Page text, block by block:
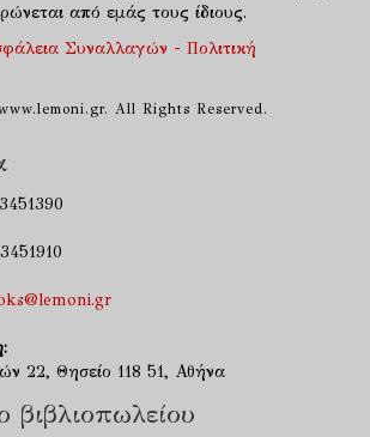
από εμάς τους ίδιους.
Συναλλαγών - Πολιτική
All Rights Reserved.
22, Θησείο 118 51, Αθήνα
βιβλιοπωλείου